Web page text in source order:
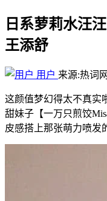
日系萝莉水汪
王添舒
用户 来源:热词网
这颜值梦幻得太不真实
甜妹子【一万只煎饺
皮感搭上那张萌力喷